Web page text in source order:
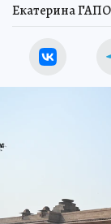
Екатерина